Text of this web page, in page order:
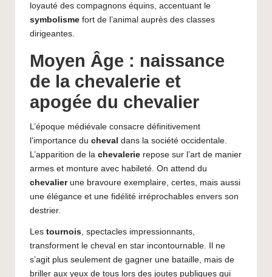
loyauté des compagnons équins, accentuant le
symbolisme fort de l’animal auprès des classes
dirigeantes.
Moyen Âge : naissance
de la chevalerie et
apogée du chevalier
L’époque médiévale consacre définitivement
l’importance du cheval dans la société occidentale.
L’apparition de la chevalerie repose sur l’art de manier
armes et monture avec habileté. On attend du
chevalierune bravoure exemplaire, certes, mais aussi
une élégance et une fidélité irréprochables envers son
destrier.
Les tournois , spectacles impressionnants,
transforment le cheval en star incontournable. Il ne
s’agit plus seulement de gagner une bataille, mais de
briller aux yeux de tous lors des joutes publiques qui